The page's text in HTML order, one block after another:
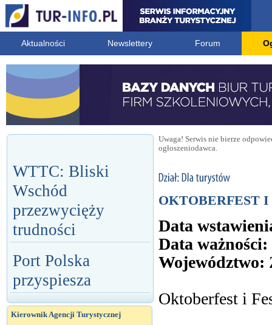
Aktualności Newslettery Forum
WTTC: Bliski
Wschód
przezwycięży
trudności
Port Polska
przyspiesza
Kierownik Agencji Turystycznej
Uwaga! Serwis nie bierze
ogłoszeniodawca.
OKTOBERFEST
Data
Data ważności:
Województwo:
Oktoberfest i